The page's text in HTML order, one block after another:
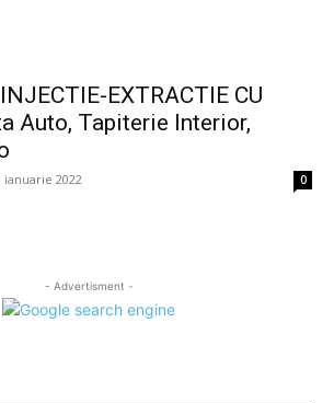
EXTRACTIE CU
Auto, Tapiterie Interior,
ianuarie 2022 0
- Advertisment -